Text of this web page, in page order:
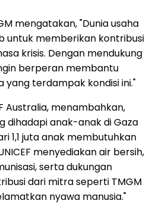
mengatakan, "Dunia usaha
untuk memberikan kontribusi
krisis. Dengan mendukung
berperan membantu
terdampak kondisi ini."
Australia, menambahkan,
dihadapi anak-anak di Gaza
1,1 juta anak membutuhkan
menyediakan air bersih,
serta dukungan
dari mitra seperti TMGM
nyawa manusia."